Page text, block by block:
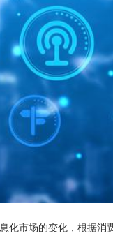
化市场的变化，根据